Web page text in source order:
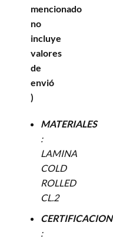
mencionado
no
incluye
valores
de
envió
)
MATERIALES
:
LAMINA
COLD
ROLLED
CL.2
CERTIFICACION
: